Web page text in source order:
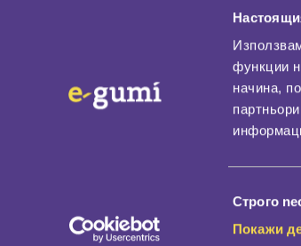
функции
начина,
на
съгласие
Строго
Покажи
По